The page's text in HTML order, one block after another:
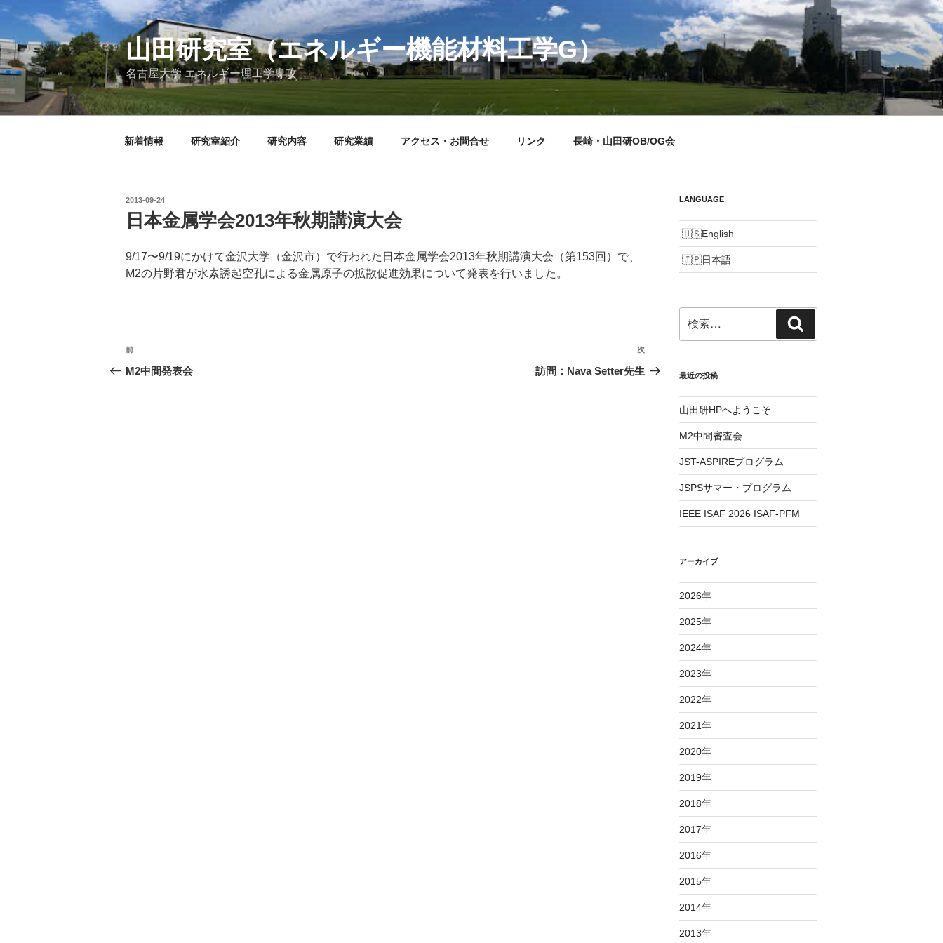
コ
テ
ン
ツ
へ
ス
山田研究室（エネルギー機能材料工学G）
名古屋大学 エネルギー理工学専攻
新着情報 研究室紹介 研究内容 研究業績 アクセス・お問合せ リンク 長崎・山田研OB/OG会
投
稿
日:
2013-09-24
日本金属学会2013年秋期講演大会
9/17〜9/19にかけて金沢大学（金沢市）で行われた日本金属学会2013年秋期講演大会（第153回）で、
M2の片野君が水素誘起空孔による金属原子の拡散促進効果について発表を行いました。
投
稿
前
の
前
M2中間発表会
次
の
次
訪問：Nava Setter先生
LANGUAGE
English
日本語
索:
索
最近の投稿
山田研HPへようこそ
M2中間審査会
JST-ASPIREプログラム
JSPSサマー・プログラム
IEEE ISAF 2026 ISAF-PFM
アーカイブ
2026年
2025年
2024年
2023年
2022年
2021年
2020年
2019年
2018年
2017年
2016年
2015年
2014年
2013年